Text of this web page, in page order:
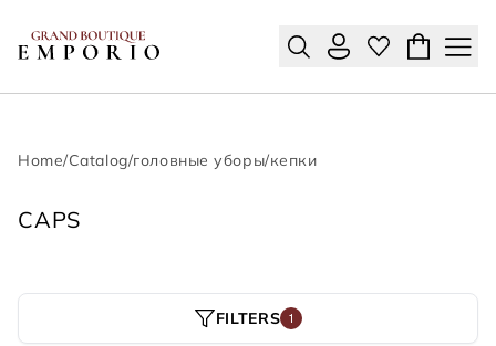
Home/Catalog/головные уборы/кепки
CAPS
FILTERS 1